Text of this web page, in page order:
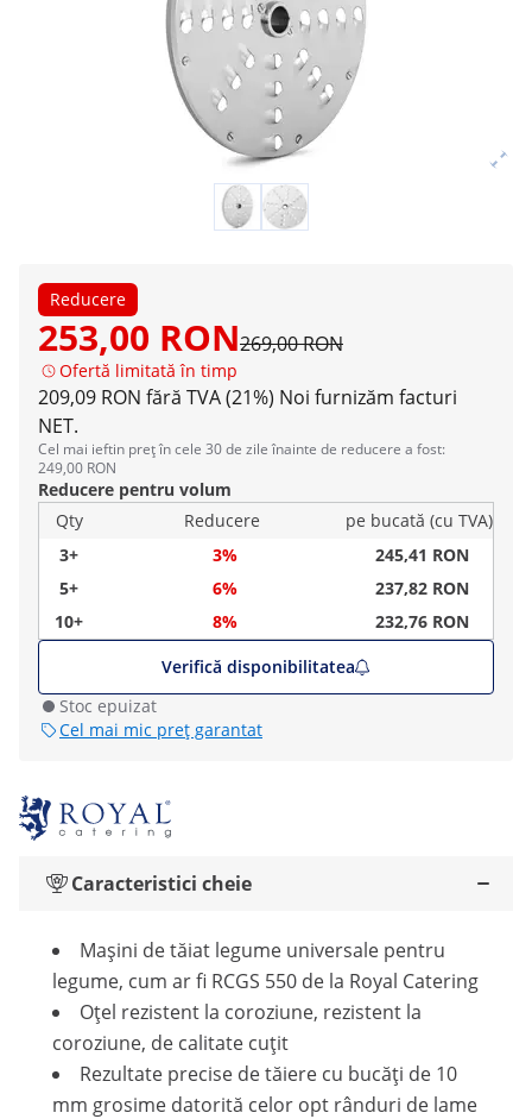
Reducere
253,00 RON269,00 RON
Ofertă limitată în timp
209,09 RON fără TVA (21%) Noi furnizăm facturi
NET.
Cel mai ieftin preț în cele 30 de zile înainte de reducere a fost:
249,00 RON
Reducere pentru volum
Qty
Reducere
pe bucată (cu TVA)
3+
3%
245,41 RON
5+
6%
237,82 RON
10+
8%
232,76 RON
Verifică disponibilitatea
Stoc epuizat
Cel mai mic preț garantat
Caracteristici cheie
Mașini de tăiat legume universale pentru
legume, cum ar fi RCGS 550 de la Royal Catering
Oțel rezistent la coroziune, rezistent la
coroziune, de calitate cuțit
Rezultate precise de tăiere cu bucăți de 10
mm grosime datorită celor opt rânduri de lame